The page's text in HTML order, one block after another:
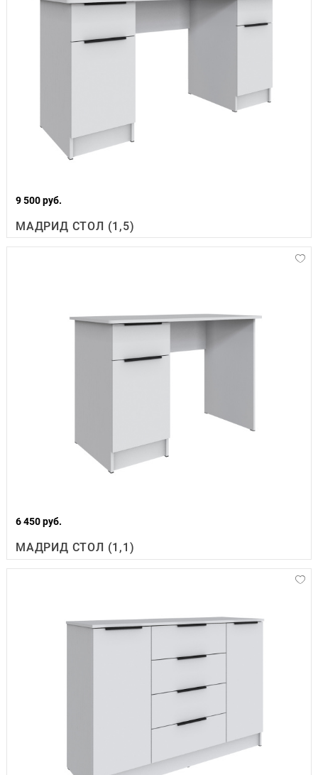
9 500 руб.
МАДРИД СТОЛ (1,5)
6 450 руб.
МАДРИД СТОЛ (1,1)